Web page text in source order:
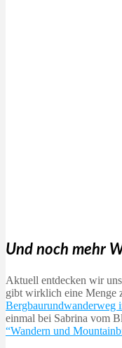
Und noch mehr
Aktuell entdecken wir
gibt wirklich eine Menge
Bergbaurundwanderweg
einmal bei Sabrina vom
“Wandern und